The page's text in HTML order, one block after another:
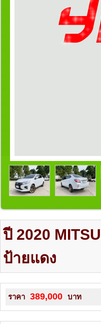
ปี 2020
ป้ายแดง
ราคา 389,000 บาท